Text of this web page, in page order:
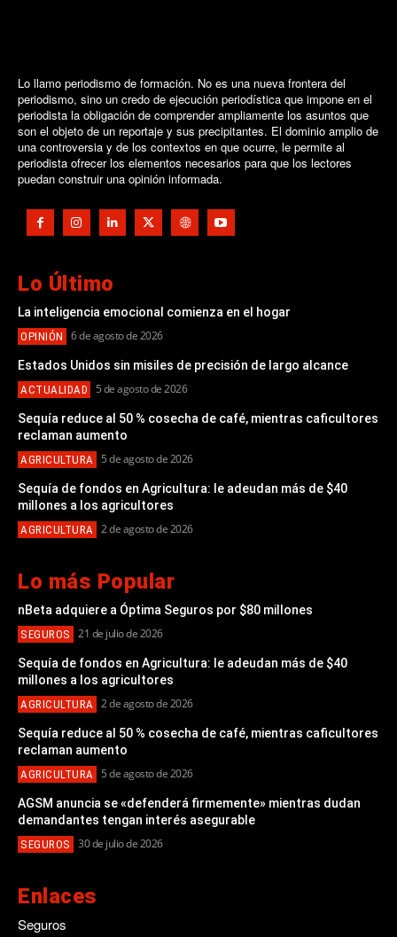
Lo llamo periodismo de formación. No es una nueva frontera del
periodismo, sino un credo de ejecución periodística que impone en el
periodista la obligación de comprender ampliamente los asuntos que
son el objeto de un reportaje y sus precipitantes. El dominio amplio de
una controversia y de los contextos en que ocurre, le permite al
periodista ofrecer los elementos necesarios para que los lectores
puedan construir una opinión informada.
Lo Último
La inteligencia emocional comienza en el hogar
OPINIÓN 6 de agosto de 2026
Estados Unidos sin misiles de precisión de largo alcance
ACTUALIDAD 5 de agosto de 2026
Sequía reduce al 50 % cosecha de café, mientras caficultores
reclaman aumento
AGRICULTURA 5 de agosto de 2026
Sequía de fondos en Agricultura: le adeudan más de $40
millones a los agricultores
AGRICULTURA 2 de agosto de 2026
Lo más Popular
nBeta adquiere a Óptima Seguros por $80 millones
SEGUROS 21 de julio de 2026
Sequía de fondos en Agricultura: le adeudan más de $40
millones a los agricultores
AGRICULTURA 2 de agosto de 2026
Sequía reduce al 50 % cosecha de café, mientras caficultores
reclaman aumento
AGRICULTURA 5 de agosto de 2026
AGSM anuncia se «defenderá firmemente» mientras dudan
demandantes tengan interés asegurable
SEGUROS 30 de julio de 2026
Enlaces
Seguros